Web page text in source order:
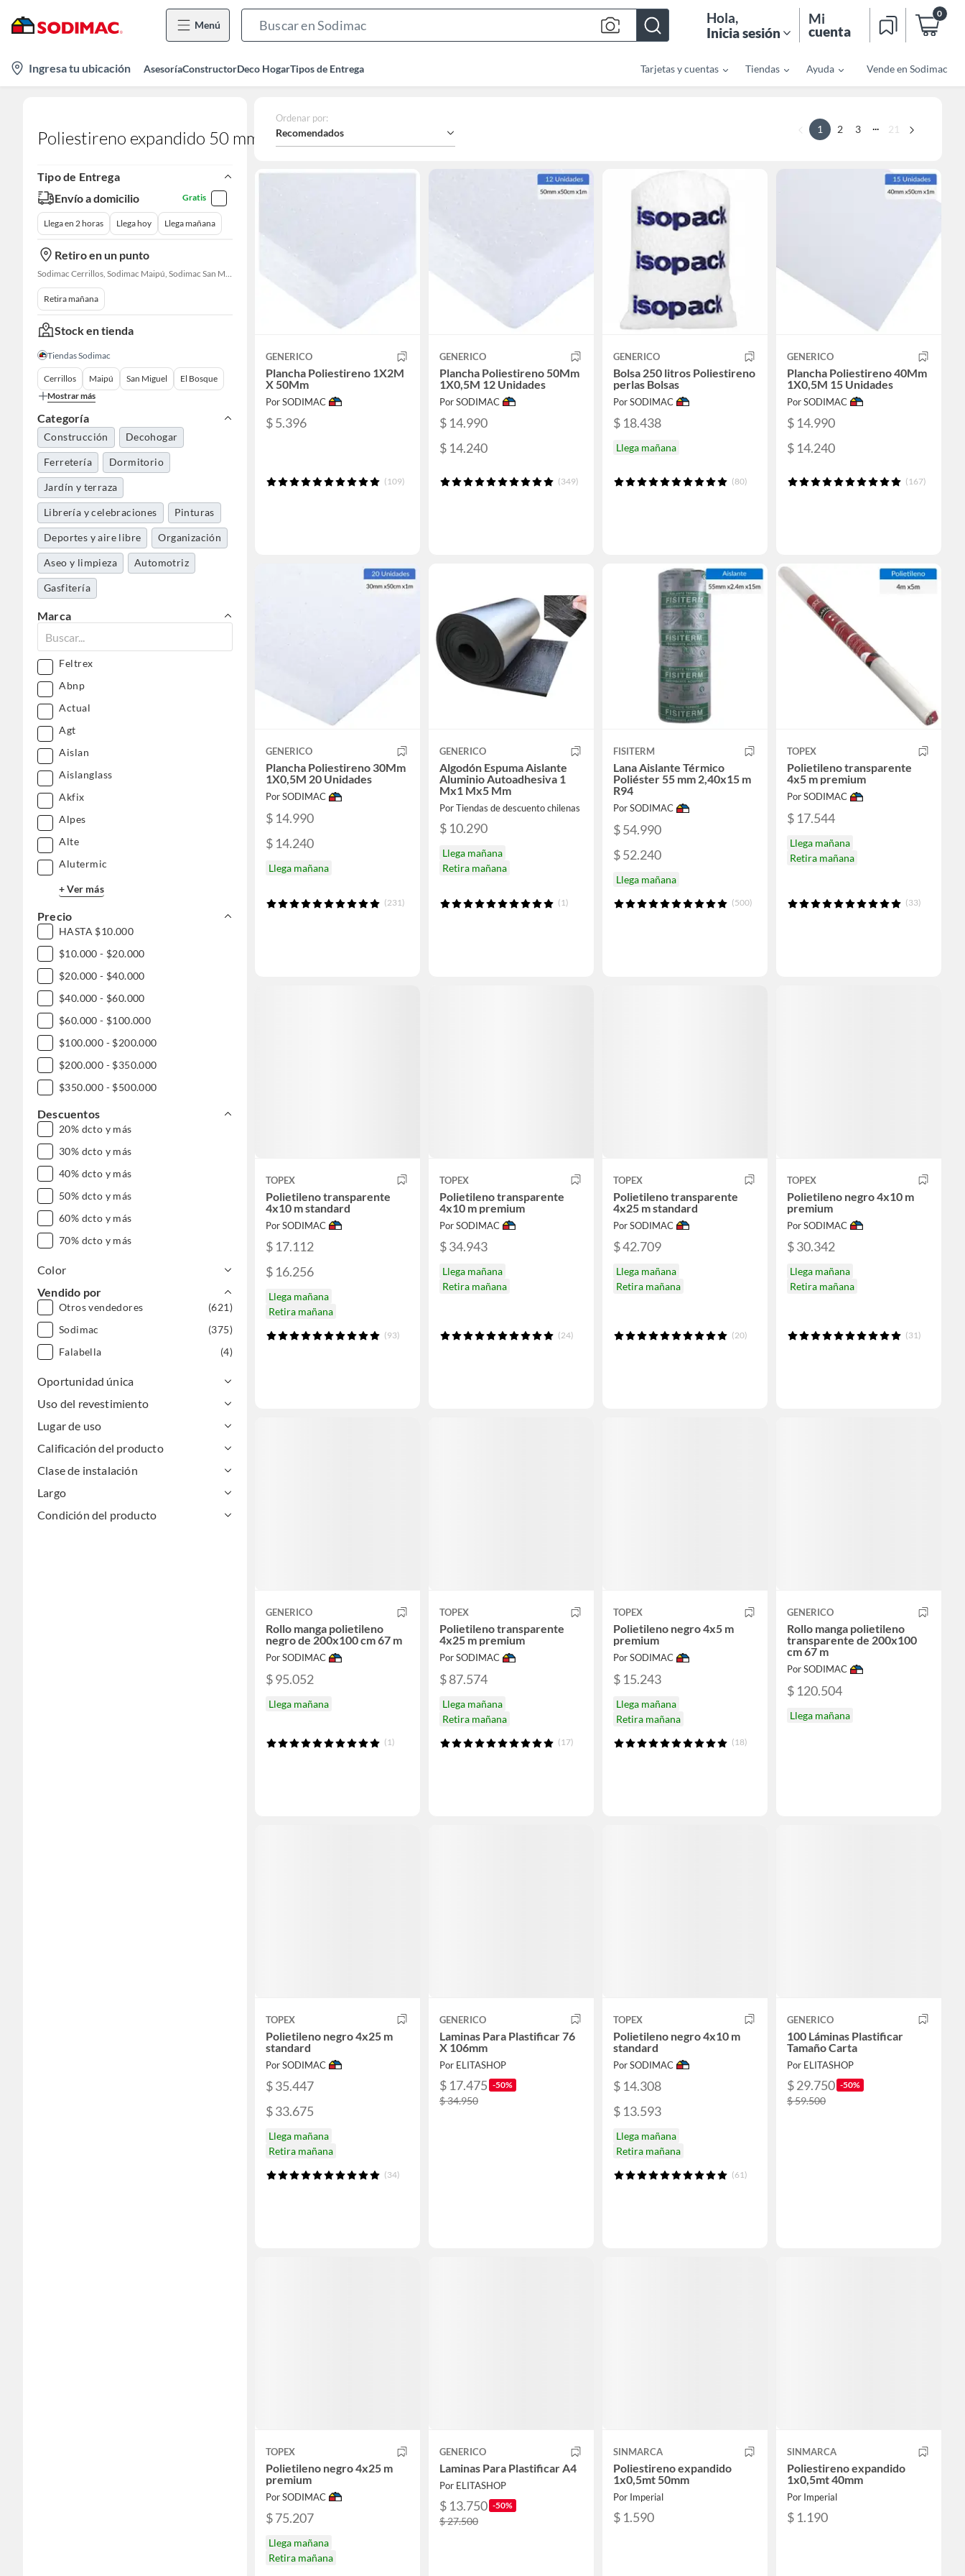
Menú
Bar
Hola,
Inicia sesión
Mi
cuenta
0
location-
icon
Ingresa tu ubicación AsesoríaConstructorDeco HogarTipos de Entrega Tarjetas y cuentas Tiendas Ayuda Vende en Sodimac
Poliestireno expandido 50 mm
Tipo de Entrega
Envío a domicilio
Gratis
Llega en 2 horas Llega hoy Llega mañana
Retiro en un punto
Sodimac Cerrillos, Sodimac Maipú, Sodimac San Miguel, Sodimac El Bosque, Sodimac San Bernardo, Sodimac Open Kennedy, Constructor Cantagallo, Sodimac Talagante, Sodimac San Fernando
Retira mañana
Stock en tienda
Tiendas Sodimac
Cerrillos Maipú San Miguel
El Bosque
Mostrar más
Categoría
Construcción Decohogar
Ferretería Dormitorio
Jardín y terraza
Librería y celebraciones Pinturas
Deportes y aire libre Organización
Aseo y limpieza Automotriz
Gasfitería
Herramientas y máquinas
Cocina y baño
Muebles
Pasatiempos
Especiales
Marca
Feltrex
Abnp
Actual
Agt
Aislan
Aislanglass
Akfix
Alpes
Alte
Alutermic
+ Ver más
Precio
HASTA $10.000
$10.000 - $20.000
$20.000 - $40.000
$40.000 - $60.000
$60.000 - $100.000
$100.000 - $200.000
$200.000 - $350.000
$350.000 - $500.000
$500.000 - $1.000.000
DESDE $1.000.000
Descuentos
20% dcto y más
30% dcto y más
40% dcto y más
50% dcto y más
60% dcto y más
70% dcto y más
Color
Vendido por
Otros vendedores
(621)
Sodimac
(375)
Falabella
(4)
Oportunidad única
Uso del revestimiento
Lugar de uso
Calificación del producto
Clase de instalación
Largo
Condición del producto
Ordenar por:
Recomendados 1 2 3 ... 21
GENERICO
Plancha Poliestireno 1X2M
X 50Mm
Por SODIMAC
$ 5.396
(109)
GENERICO
Plancha Poliestireno 50Mm
1X0,5M 12 Unidades
Por SODIMAC
$ 14.990
$ 14.240
(349)
GENERICO
Bolsa 250 litros Poliestireno
perlas Bolsas
Por SODIMAC
$ 18.438
Llega mañana
(80)
GENERICO
Plancha Poliestireno 40Mm
1X0,5M 15 Unidades
Por SODIMAC
$ 14.990
$ 14.240
(167)
GENERICO
Plancha Poliestireno 30Mm
1X0,5M 20 Unidades
Por SODIMAC
$ 14.990
$ 14.240
Llega mañana
(231)
GENERICO
Algodón Espuma Aislante
Aluminio Autoadhesiva 1
Mx1 Mx5 Mm
Por Tiendas de descuento chilenas
$ 10.290
Llega mañana
Retira mañana
(1)
FISITERM
Lana Aislante Térmico
Poliéster 55 mm 2,40x15 m
R94
Por SODIMAC
$ 54.990
$ 52.240
Llega mañana
(500)
TOPEX
Polietileno transparente
4x5 m premium
Por SODIMAC
$ 17.544
Llega mañana
Retira mañana
(33)
TOPEX
Polietileno transparente
4x10 m standard
Por SODIMAC
$ 17.112
$ 16.256
Llega mañana
Retira mañana
(93)
TOPEX
Polietileno transparente
4x10 m premium
Por SODIMAC
$ 34.943
Llega mañana
Retira mañana
(24)
TOPEX
Polietileno transparente
4x25 m standard
Por SODIMAC
$ 42.709
Llega mañana
Retira mañana
(20)
TOPEX
Polietileno negro 4x10 m
premium
Por SODIMAC
$ 30.342
Llega mañana
Retira mañana
(31)
GENERICO
Rollo manga polietileno
negro de 200x100 cm 67 m
Por SODIMAC
$ 95.052
Llega mañana
(1)
TOPEX
Polietileno transparente
4x25 m premium
Por SODIMAC
$ 87.574
Llega mañana
Retira mañana
(17)
TOPEX
Polietileno negro 4x5 m
premium
Por SODIMAC
$ 15.243
Llega mañana
Retira mañana
(18)
GENERICO
Rollo manga polietileno
transparente de 200x100
cm 67 m
Por SODIMAC
$ 120.504
Llega mañana
TOPEX
Polietileno negro 4x25 m
standard
Por SODIMAC
$ 35.447
$ 33.675
Llega mañana
Retira mañana
(34)
GENERICO
Laminas Para Plastificar 76
X 106mm
Por ELITASHOP
$ 17.475 -50%
$ 34.950
TOPEX
Polietileno negro 4x10 m
standard
Por SODIMAC
$ 14.308
$ 13.593
Llega mañana
Retira mañana
(61)
GENERICO
100 Láminas Plastificar
Tamaño Carta
Por ELITASHOP
$ 29.750 -50%
$ 59.500
TOPEX
Polietileno negro 4x25 m
premium
Por SODIMAC
$ 75.207
Llega mañana
Retira mañana
GENERICO
Laminas Para Plastificar A4
Por ELITASHOP
$ 13.750 -50%
$ 27.500
SINMARCA
Poliestireno expandido
1x0,5mt 50mm
Por Imperial
$ 1.590
SINMARCA
Poliestireno expandido
1x0,5mt 40mm
Por Imperial
$ 1.190